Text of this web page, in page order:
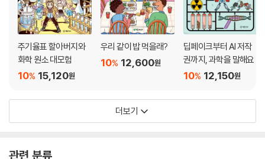
주기율표 할아버지와
화학 원소 대모험
15,120원
10%
우리 같이 밥 먹을래?
12,600원
10%
딥페이크부터 AI 저작
권까지, 과학을 말해요
12,150원
10%
더보기
관련 분류